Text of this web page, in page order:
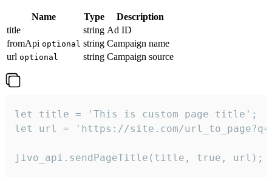
Name Type
Description
title
string Ad ID
fromApi optional string Campaign name
url optional string Campaign source
let title = 'This is custom page title';
let url = 'https://site.com/
jivo_api.sendPageTitle(title, true, url);